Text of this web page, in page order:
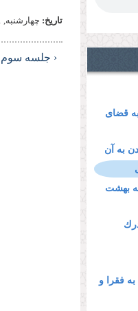
قضاى
به آن
بهشت
فقرا و
تاریخ: چهارشنبه, 1 آبان, 1370
‹ جلسه